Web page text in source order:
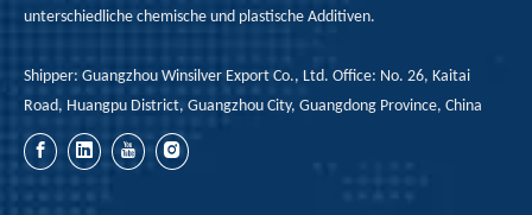
unterschiedliche chemische und plastische Additiven.
Shipper: Guangzhou Winsilver Export Co., Ltd. Office: No. 26, Kaitai
Road, Huangpu District, Guangzhou City, Guangdong Province, China